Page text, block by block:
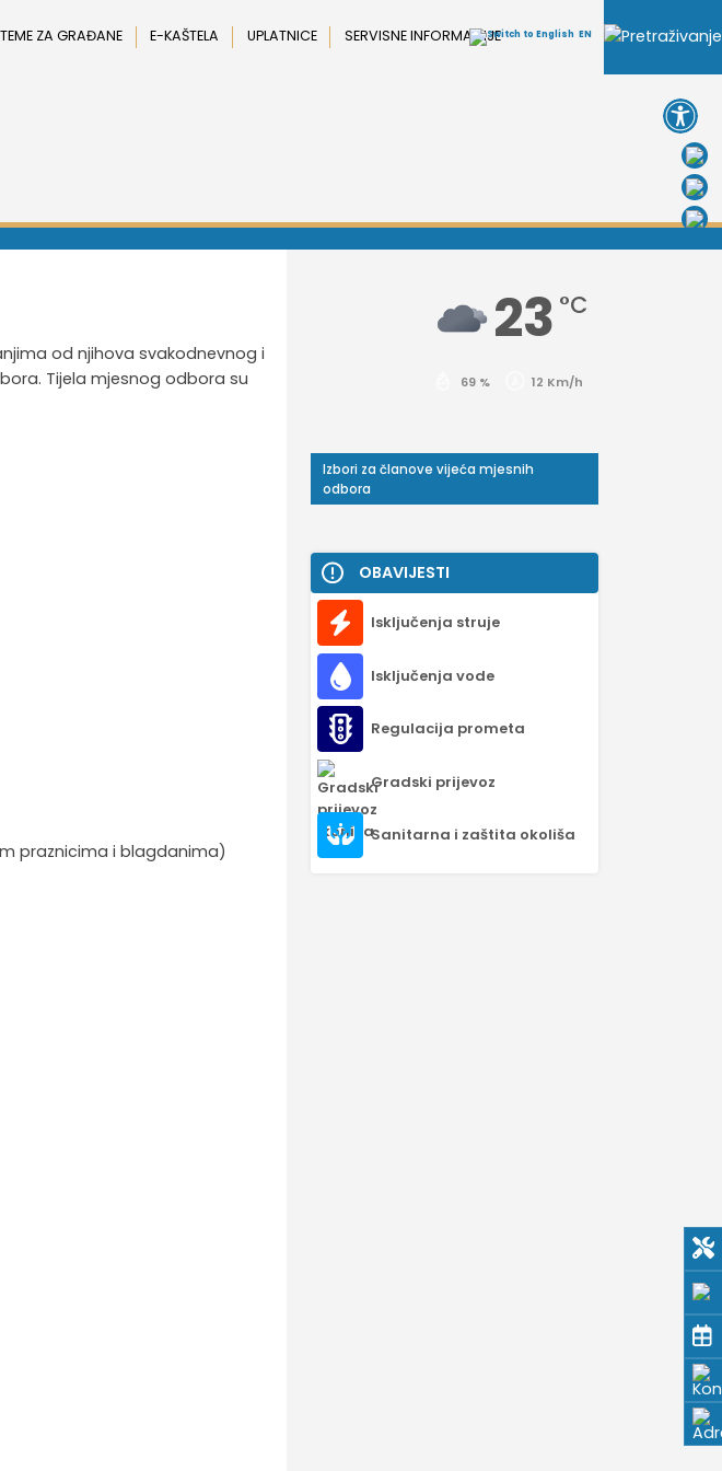
TEME ZA GRAĐANE E-KAŠTELA UPLATNICE SERVISNE INFORMACIJE EN
od njihova svakodnevnog i
Tijela mjesnog odbora su
praznicima i blagdanima)
23 °C
69 % 12 Km/h
Izbori za članove vijeća mjesnih
odbora
OBAVIJESTI
Isključenja struje
Isključenja vode
Regulacija prometa
Gradski prijevoz
Sanitarna i zaštita okoliša